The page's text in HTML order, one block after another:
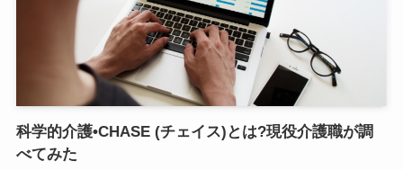
科学的介護•CHASE (チェイス)とは?現役介護職が調
べてみた